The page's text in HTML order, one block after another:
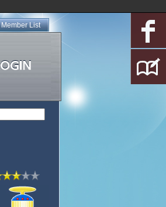
Member List